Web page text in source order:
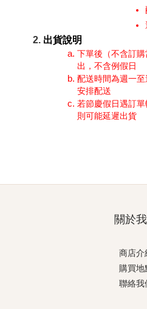
出貨說明
下單後（不含訂
出，不含例假日
配送時間為週一
安排配送
若節慶假日遇訂單
則可能延遲出貨
關於
商店介
購買地
聯絡我